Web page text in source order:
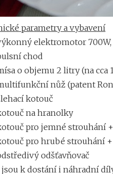
parametry a vybavení
elektromotor 700W,
chod
o objemu 2 litry (na cca
nůž (patent
kotouč
na hranolky
pro jemné strouhání +
pro hrubé strouhání +
odšťavňovač
k dostání i náhradní